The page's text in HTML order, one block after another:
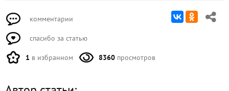
комментарии
спасибо за статью
1 в избранном 8360 просмотров